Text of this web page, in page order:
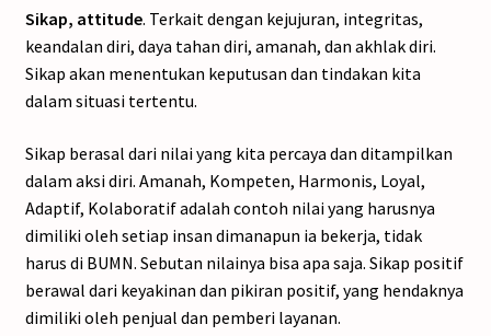
Sikap, attitude. Terkait dengan kejujuran, integritas,
keandalan diri, daya tahan diri, amanah, dan akhlak diri.
Sikap akan menentukan keputusan dan tindakan kita
dalam situasi tertentu.
Sikap berasal dari nilai yang kita percaya dan ditampilkan
dalam aksi diri. Amanah, Kompeten, Harmonis, Loyal,
Adaptif, Kolaboratif adalah contoh nilai yang harusnya
dimiliki oleh setiap insan dimanapun ia bekerja, tidak
harus di BUMN. Sebutan nilainya bisa apa saja. Sikap positif
berawal dari keyakinan dan pikiran positif, yang hendaknya
dimiliki oleh penjual dan pemberi layanan.